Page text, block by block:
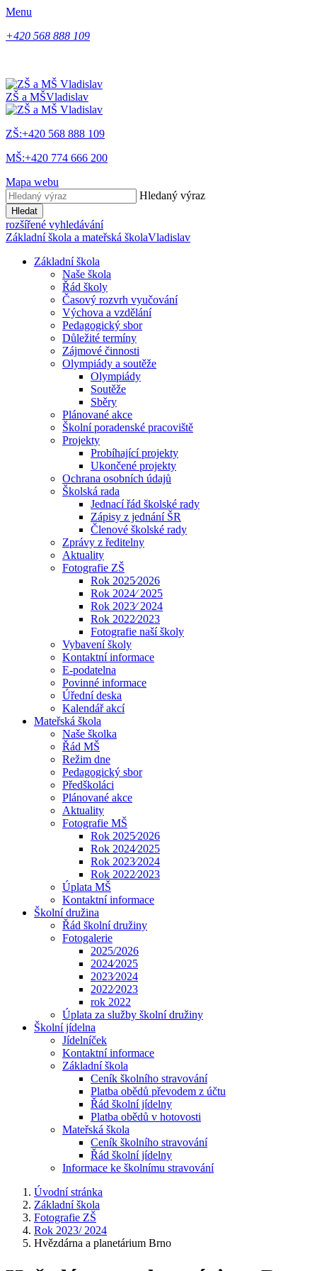
Menu
+420 568 888 109
ZŠ a MŠVladislav
ZŠ:+420 568 888 109
MŠ:+420 774 666 200
Mapa webu
Hledaný výraz
Hledat
rozšířené vyhledávání
Základní škola a mateřská školaVladislav
Základní škola
Naše škola
Řád školy
Časový rozvrh vyučování
Výchova a vzdělání
Pedagogický sbor
Důležité termíny
Zájmové činnosti
Olympiády a soutěže
Olympiády
Soutěže
Sběry
Plánované akce
Školní poradenské pracoviště
Projekty
Probíhající projekty
Ukončené projekty
Ochrana osobních údajů
Školská rada
Jednací řád školské rady
Zápisy z jednání ŠR
Členové školské rady
Zprávy z ředitelny
Aktuality
Fotografie ZŠ
Rok 2025⁄2026
Rok 2024⁄ 2025
Rok 2023⁄ 2024
Rok 2022⁄2023
Fotografie naší školy
Vybavení školy
Kontaktní informace
E-podatelna
Povinné informace
Úřední deska
Kalendář akcí
Mateřská škola
Naše školka
Řád MŠ
Režim dne
Pedagogický sbor
Předškoláci
Plánované akce
Aktuality
Fotografie MŠ
Rok 2025⁄2026
Rok 2024⁄2025
Rok 2023⁄2024
Rok 2022⁄2023
Úplata MŠ
Kontaktní informace
Školní družina
Řád školní družiny
Fotogalerie
2025/2026
2024⁄2025
2023⁄2024
2022⁄2023
rok 2022
Úplata za služby školní družiny
Školní jídelna
Jídelníček
Kontaktní informace
Základní škola
Ceník školního stravování
Platba obědů převodem z účtu
Řád školní jídelny
Platba obědů v hotovosti
Mateřská škola
Ceník školního stravování
Řád školní jídelny
Informace ke školnímu stravování
Úvodní stránka
Základní škola
Fotografie ZŠ
Rok 2023/ 2024
Hvězdárna a planetárium Brno